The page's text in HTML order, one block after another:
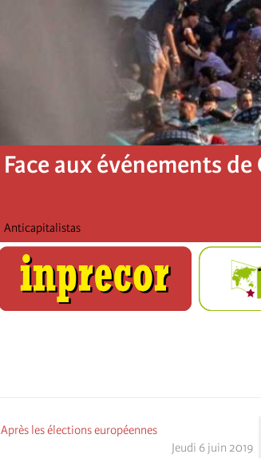
Face aux événements de
Anticapitalistas
Après les élections européennes
Jeudi 6 juin 2019